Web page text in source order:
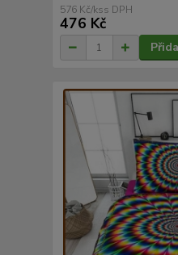
576 Kč/ks
476 Kč